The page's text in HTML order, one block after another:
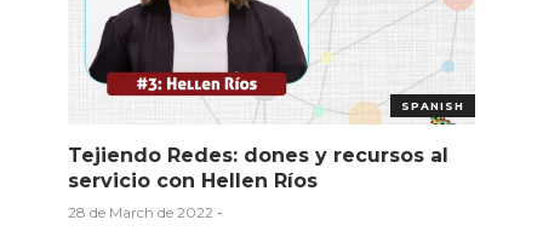
SPANISH
Tejiendo Redes: dones y recursos al
servicio con Hellen Ríos
28 de March de 2022 -